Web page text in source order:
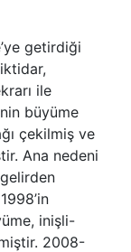
getirdiği
ile
büyüme
çekilmiş ve
Ana nedeni
inişli-
2008-